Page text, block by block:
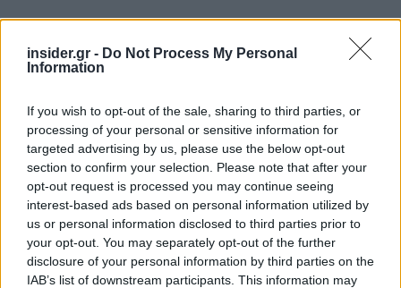
insider.gr - Do Not Process My Personal
Information
If you wish to opt-out of the sale, sharing to third parties, or
processing of your personal or sensitive information for
targeted advertising by us, please use the below opt-out
section to confirm your selection. Please note that after your
opt-out request is processed you may continue seeing
interest-based ads based on personal information utilized by
us or personal information disclosed to third parties prior to
your opt-out. You may separately opt-out of the further
disclosure of your personal information by third parties on the
IAB’s list of downstream participants. This information may